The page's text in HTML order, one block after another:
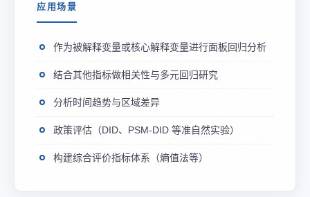
应用场景
作为被解释变量或核心解释变量进行面板回归分析
结合其他指标做相关性与多元回归研究
分析时间趋势与区域差异
政策评估（DID、PSM-DID 等准自然实验）
构建综合评价指标体系（熵值法等）